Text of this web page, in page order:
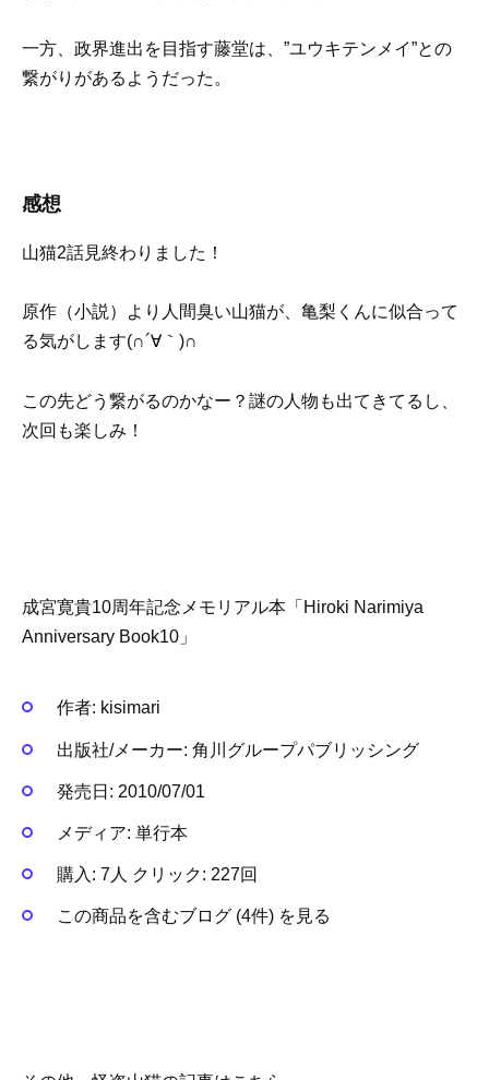
一方、政界進出を目指す藤堂は、”ユウキテンメイ”との
繋がりがあるようだった。
感想
山猫2話見終わりました！
原作（小説）より人間臭い山猫が、亀梨くんに似合って
る気がします(∩´∀｀)∩
この先どう繋がるのかなー？謎の人物も出てきてるし、
次回も楽しみ！
成宮寛貴10周年記念メモリアル本「Hiroki Narimiya
Anniversary Book10」
作者: kisimari
出版社/メーカー: 角川グループパブリッシング
発売日: 2010/07/01
メディア: 単行本
購入 : 7人 クリック: 227回
この商品を含むブログ (4件) を見る